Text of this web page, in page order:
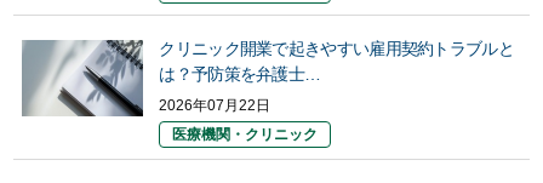
クリニック開業で起きやすい雇用契約トラブルと
は？予防策を弁護士…
2026年07月22日
医療機関・クリニック